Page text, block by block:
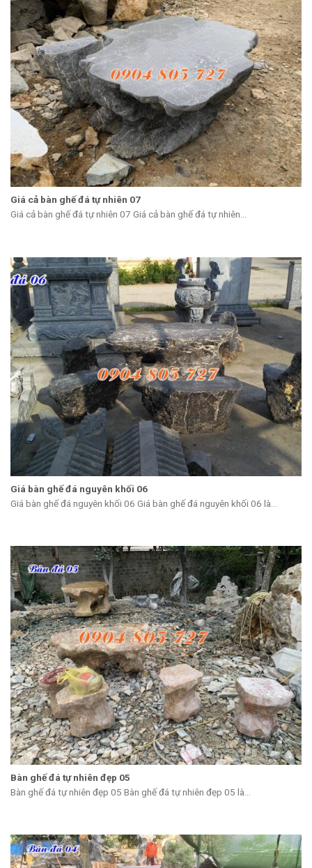
Giá cả bàn ghế đá tự nhiên 07
Giá cả bàn ghế đá tự nhiên 07 Giá cả bàn ghế đá tự nhiên...
Giá bàn ghế đá nguyên khối 06
Giá bàn ghế đá nguyên khối 06 Giá bàn ghế đá nguyên khối 06 là...
Bàn ghế đá tự nhiên đẹp 05
Bàn ghế đá tự nhiên đẹp 05 Bàn ghế đá tự nhiên đẹp 05 là...